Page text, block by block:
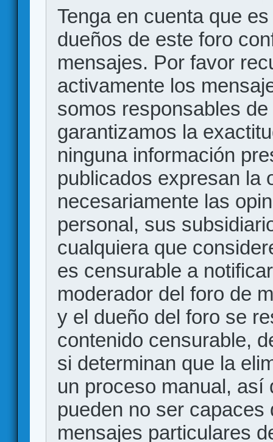
Tenga en cuenta que
dueños de este foro
mensajes. Por favor
activamente los
somos responsables
garantizamos la
ninguna información
publicados expresan la
necesariamente las
personal, sus
cualquiera que
es censurable a
moderador del foro de
y el dueño del foro se
contenido censurable,
si determinan que la
un proceso manual, así
pueden no ser
mensajes particulares